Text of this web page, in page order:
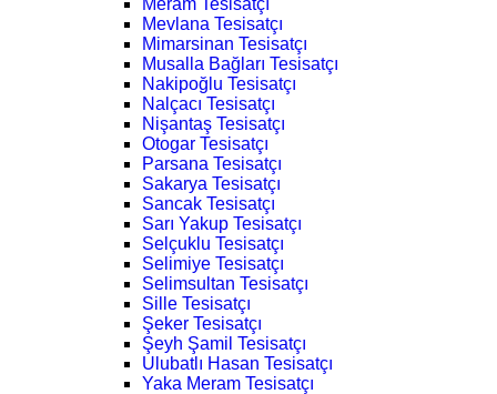
Meram Tesisatçı
Mevlana Tesisatçı
Mimarsinan Tesisatçı
Musalla Bağları Tesisatçı
Nakipoğlu Tesisatçı
Nalçacı Tesisatçı
Nişantaş Tesisatçı
Otogar Tesisatçı
Parsana Tesisatçı
Sakarya Tesisatçı
Sancak Tesisatçı
Sarı Yakup Tesisatçı
Selçuklu Tesisatçı
Selimiye Tesisatçı
Selimsultan Tesisatçı
Sille Tesisatçı
Şeker Tesisatçı
Şeyh Şamil Tesisatçı
Ulubatlı Hasan Tesisatçı
Yaka Meram Tesisatçı